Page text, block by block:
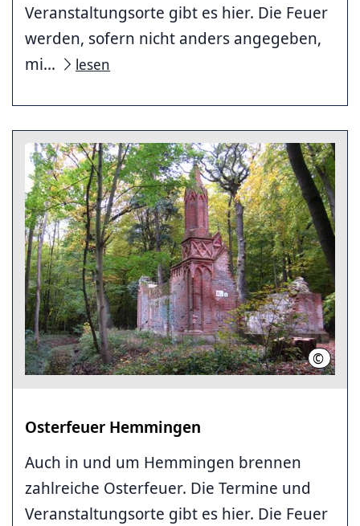
Veranstaltungsorte gibt es hier. Die Feuer
werden, sofern nicht anders angegeben,
mi...
lesen
© J.Haß /
Osterfeuer Hemmingen
Auch in und um Hemmingen brennen
zahlreiche Osterfeuer. Die Termine und
Veranstaltungsorte gibt es hier. Die Feuer